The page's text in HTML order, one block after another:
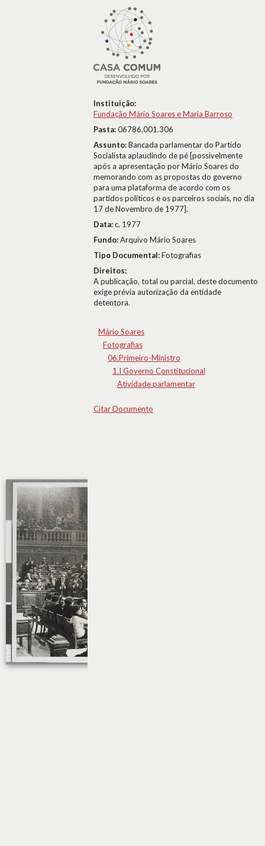
Instituição:
Fundação Mário Soares e Maria Barroso
Pasta:06786.001.306
Assunto:Bancada parlamentar do Partido
Socialista aplaudindo de pé [possivelmente
após a apresentação por Mário Soares do
memorando com as propostas do governo
para uma plataforma de acordo com os
partidos políticos e os parceiros sociais, no dia
17 de Novembro de 1977].
Data:c. 1977
Fundo:Arquivo Mário Soares
Tipo Documental:Fotografias
Direitos:
A publicação, total ou parcial, deste documento
exige prévia autorização da entidade
detentora.
Mário Soares
Fotografias
06.Primeiro-Ministro
1.I Governo Constitucional
Atividade parlamentar
Citar Documento